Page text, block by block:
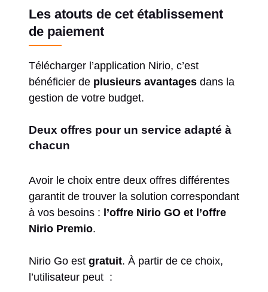
Les atouts de cet établissement
de paiement
Télécharger l’application Nirio, c’est
bénéficier de plusieurs avantages dans la
gestion de votre budget.
Deux offres pour un service adapté à
chacun
Avoir le choix entre deux offres différentes
garantit de trouver la solution correspondant
à vos besoins : l’offre Nirio GO et l’offre
Nirio Premio.
Nirio Go est gratuit. À partir de ce choix,
l’utilisateur peut :